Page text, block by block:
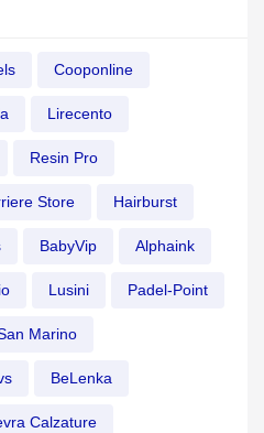
Cooponline
Lirecento
Resin Pro
Store Hairburst
BabyVip Alphaink
Lusini Padel-Point
Marino
BeLenka
Calzature